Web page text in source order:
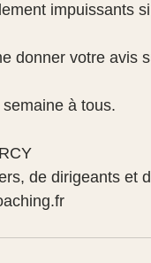
impuissants
donner votre avis
à tous.
de dirigeants et